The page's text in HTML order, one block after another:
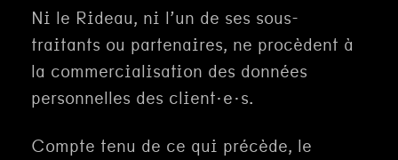
Ni le Rideau, ni l’un de ses sous-
traitants ou partenaires, ne procèdent à
la commercialisation des données
personnelles des client·e·s.
Compte tenu de ce qui précède, le